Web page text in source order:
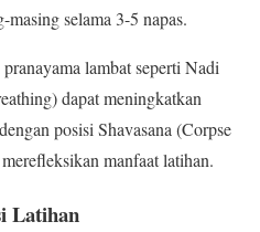
masing selama 3-5 napas.
lambat seperti Nadi
dapat meningkatkan
posisi Shavasana (Corpse
manfaat latihan.
Latihan